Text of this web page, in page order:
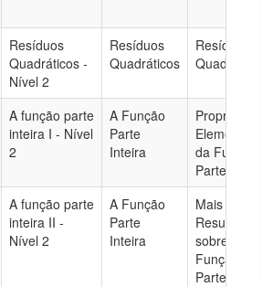
Resíduos
Quadráticos -
Nível 2
Resíduos
Quadráticos
Resíduos
Quadráticos
A função parte
inteira I - Nível
2
A Função
Parte
Inteira
Propriedades
Elementares
da Função
Parte Inteira
A função parte
inteira II -
Nível 2
A Função
Parte
Inteira
Mais
Resultados
sobre a
Função
Parte Inteira